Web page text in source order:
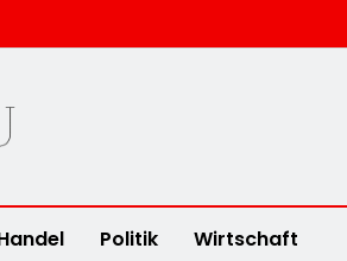
Politik Wirtschaft